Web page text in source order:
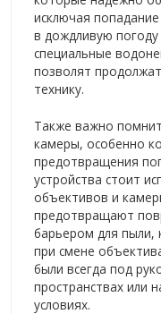
исключая
в дождливую
специальные
позволят
технику.
Также важно
камеры, особенно
предотвращения
устройства стоит
объективов и
предотвращают
барьером для пыли,
при смене
были всегда под
пространствах или
условиях.